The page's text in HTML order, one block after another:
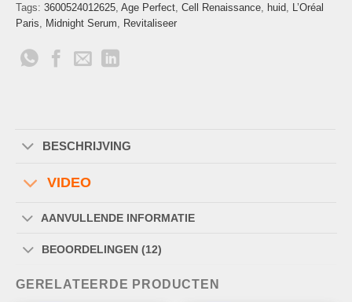
Tags: 3600524012625 Age Perfect Cell Renaissance huid
L’Oréal
Paris
Midnight Serum Revitaliseer
BESCHRIJVING
VIDEO
AANVULLENDE INFORMATIE
BEOORDELINGEN (12)
GERELATEERDE PRODUCTEN